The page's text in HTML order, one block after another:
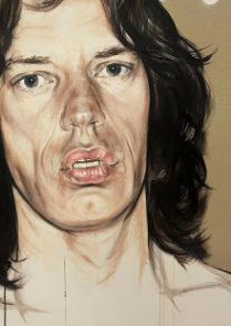
por Jesús Arrúe
Disponible
Cine